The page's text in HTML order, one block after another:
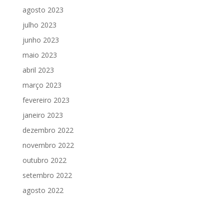
agosto 2023
julho 2023
junho 2023
maio 2023
abril 2023
março 2023
fevereiro 2023
janeiro 2023
dezembro 2022
novembro 2022
outubro 2022
setembro 2022
agosto 2022